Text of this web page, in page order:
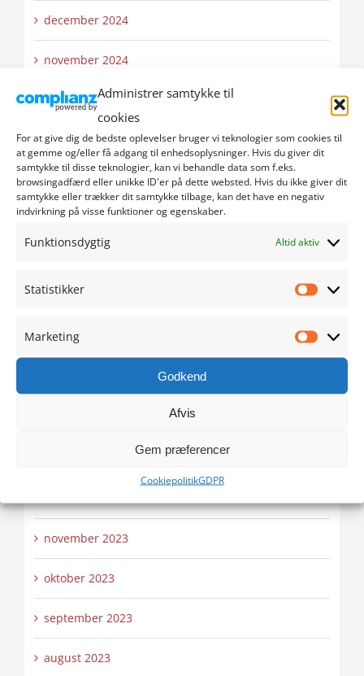
Administrer samtykke til
cookies
For at give dig de bedste oplevelser bruger vi teknologier som cookies til
at gemme og/eller få adgang til enhedsoplysninger. Hvis du giver dit
samtykke til disse teknologier, kan vi behandle data som f.eks.
browsingadfærd eller unikke ID'er på dette websted. Hvis du ikke giver dit
samtykke eller trækker dit samtykke tilbage, kan det have en negativ
indvirkning på visse funktioner og egenskaber.
Funktionsdygtig Altid aktiv
Statistikker
Marketing
Godkend
Afvis
Gem præferencer
CookiepolitikGDPR
december 2024
november 2024
oktober 2024
september 2024
august 2024
juli 2024
maj 2024
april 2024
november 2023
oktober 2023
september 2023
august 2023